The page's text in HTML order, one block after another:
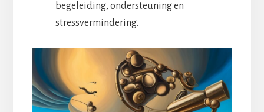
begeleiding, ondersteuning en
stressvermindering.